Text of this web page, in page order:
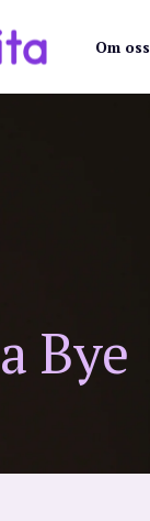
Om oss
Bye